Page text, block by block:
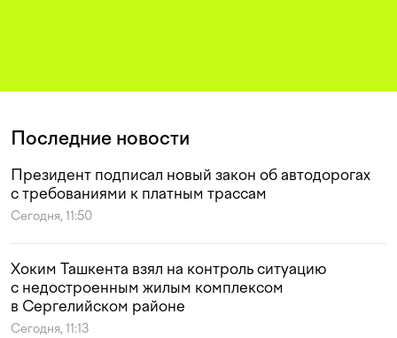
Последние новости
Президент подписал новый закон об автодорогах
с требованиями к платным трассам
Сегодня, 11:50
Хоким Ташкента взял на контроль ситуацию
с недостроенным жилым комплексом
в Сергелийском районе
Сегодня, 11:13